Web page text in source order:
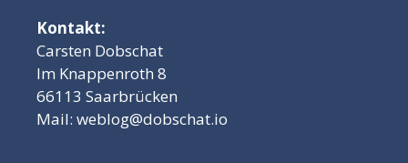
Kontakt:
Carsten Dobschat
Im Knappenroth 8
66113 Saarbrücken
Mail: weblog@dobschat.io